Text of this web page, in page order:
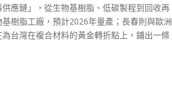
應鏈」，從生物基樹脂、低碳製程到回收再
樹脂工廠，預計2026年量產；長春則與歐洲
台灣在複合材料的黃金轉折點上，鋪出一條